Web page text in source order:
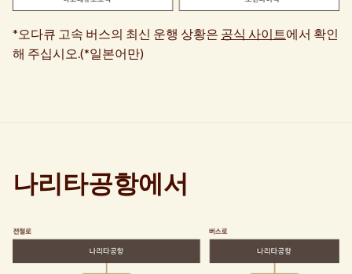
*오다큐 고속 버스의 최신 운행 상황은 공식 사이트에서 확인
해 주십시오.(*일본어만)
나리타공항에서